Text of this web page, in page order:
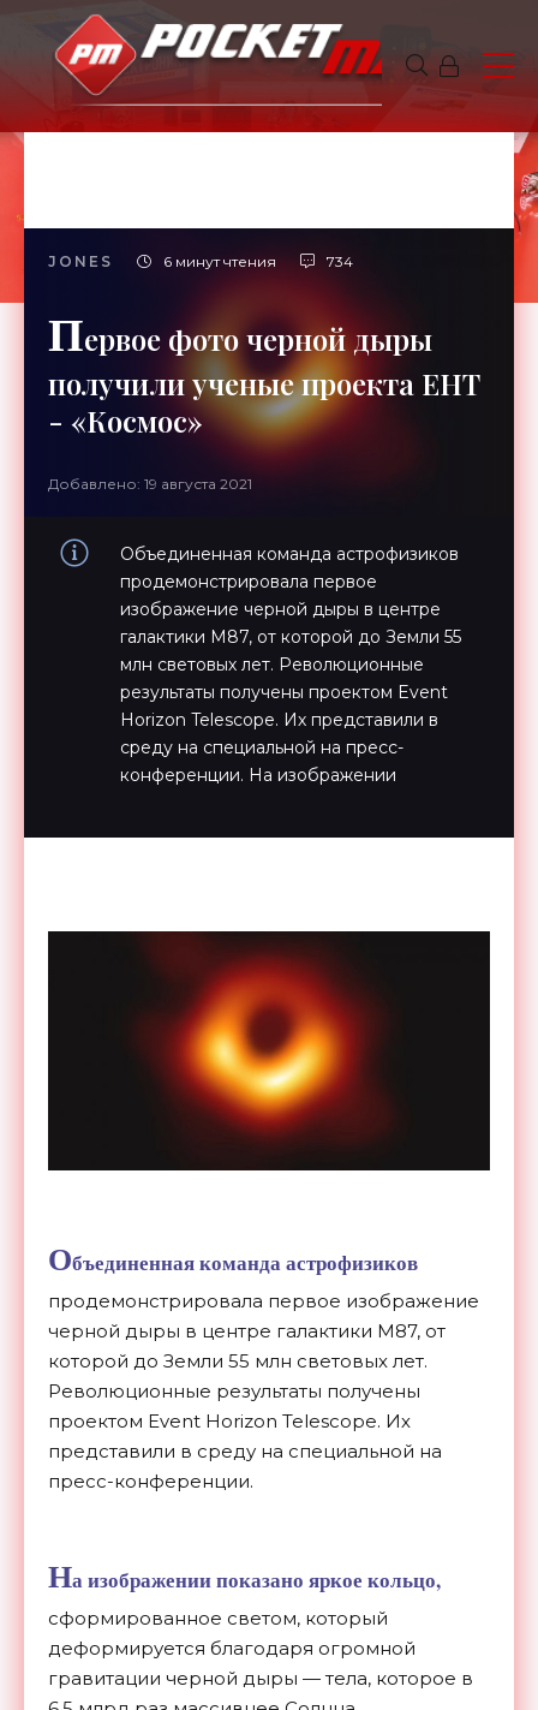
JONES 6 минут чтения 734
Первое фото черной дыры
получили ученые проекта EHT
- «Космос»
Добавлено: 19 августа 2021
Объединенная команда астрофизиков
продемонстрировала первое
изображение черной дыры в центре
галактики M87, от которой до Земли 55
млн световых лет. Революционные
результаты получены проектом Event
Horizon Telesсоре. Их представили в
среду на специальной на пресс-
конференции. На изображении
Объединенная команда астрофизиков
продемонстрировала первое изображение
черной дыры в центре галактики M87, от
которой до Земли 55 млн световых лет.
Революционные результаты получены
проектом Event Horizon Telesсоре. Их
представили в среду на специальной на
пресс-конференции.
На изображении показано яркое кольцо,
сформированное светом, который
деформируется благодаря огромной
гравитации черной дыры — тела, которое в